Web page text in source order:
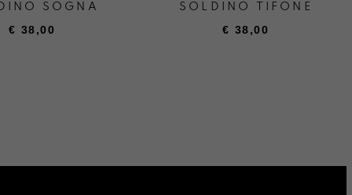
SOGNA
€ 38,00
SOLDINO TIFONE
€ 38,00